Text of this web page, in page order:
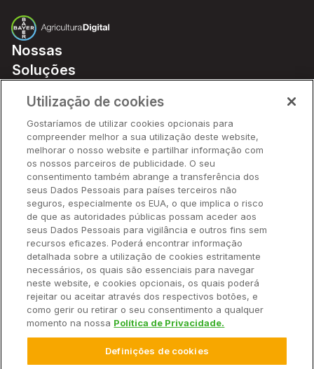
Nossas
Soluções
Parceiros
Hardware
Ajuda Rápida
Recursos
Empresa
Contato
© 2025 Climate LLC. Todos os direitos reservados.
Termos de Serviço
Utilização de cookies
Gostaríamos de utilizar cookies opcionais para
compreender melhor a sua utilização deste website,
melhorar o nosso website e partilhar informação com
os nossos parceiros de publicidade. O seu
consentimento também abrange a transferência dos
seus Dados Pessoais para países terceiros não
seguros, especialmente os EUA, o que implica o risco
de que as autoridades públicas possam aceder aos
seus Dados Pessoais para vigilância e outros fins sem
recursos eficazes. Poderá encontrar informação
detalhada sobre a utilização de cookies estritamente
necessários, os quais são essenciais para navegar
neste website, e cookies opcionais, os quais poderá
rejeitar ou aceitar através dos respectivos botões, e
como gerir ou retirar o seu consentimento a qualquer
momento na nossa Política de Privacidade.
Definições de cookies